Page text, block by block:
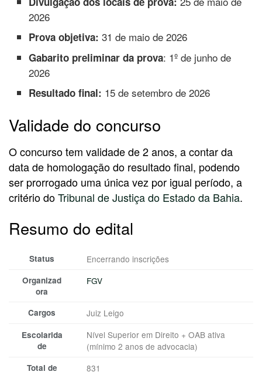
2026
Prova objetiva: 31 de maio de 2026
Gabarito preliminar da prova: 1º de junho de
2026
Resultado final: 15 de setembro de 2026
Validade do concurso
O concurso tem validade de 2 anos, a contar da
data de homologação do resultado final, podendo
ser prorrogado uma única vez por igual período, a
critério doTribunal de Justiça do Estado da Bahia.
Resumo do edital
Status Encerrando inscrições
Organizad
ora
FGV
Cargos Juiz Leigo
Escolarida
de
Nível Superior em Direito + OAB ativa
(mínimo 2 anos de advocacia)
Total de
831